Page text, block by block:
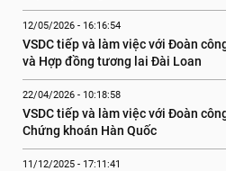
12/05/2026 - 16:16:54
VSDC tiếp và làm việc với Đoàn
và Hợp đồng tương lai Đài Loan
22/04/2026 - 10:18:58
VSDC tiếp và làm việc với Đoàn
Chứng khoán Hàn Quốc
11/12/2025 - 17:11:41